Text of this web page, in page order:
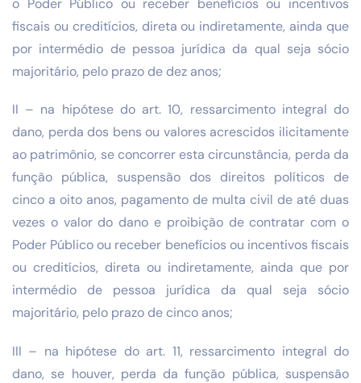
o Poder Público ou receber benefícios ou incentivos
fiscais ou creditícios, direta ou indiretamente, ainda que
por intermédio de pessoa jurídica da qual seja sócio
majoritário, pelo prazo de dez anos;
II – na hipótese do art. 10, ressarcimento integral do
dano, perda dos bens ou valores acrescidos ilicitamente
ao patrimônio, se concorrer esta circunstância, perda da
função pública, suspensão dos direitos políticos de
cinco a oito anos, pagamento de multa civil de até duas
vezes o valor do dano e proibição de contratar com o
Poder Público ou receber benefícios ou incentivos fiscais
ou creditícios, direta ou indiretamente, ainda que por
intermédio de pessoa jurídica da qual seja sócio
majoritário, pelo prazo de cinco anos;
III – na hipótese do art. 11, ressarcimento integral do
dano, se houver, perda da função pública, suspensão